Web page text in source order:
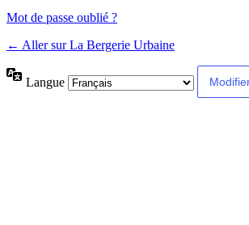
Mot de passe oublié ?
← Aller sur La Bergerie Urbaine
Langue